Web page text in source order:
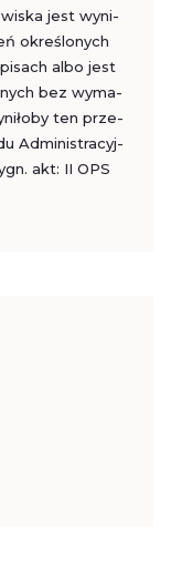
jest wy­ni­
okre­ślo­nych
albo jest
bez wy­ma­
ten prze­
Ad­mi­ni­stra­cyj­
akt: II OPS